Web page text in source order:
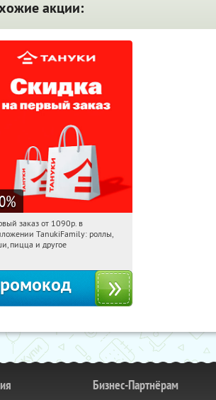
акции:
%
10:19:57 Получили:
заказ от 1090р. в
TanukiFamily: роллы,
пицца и другое
Бизнес-Партнёрам